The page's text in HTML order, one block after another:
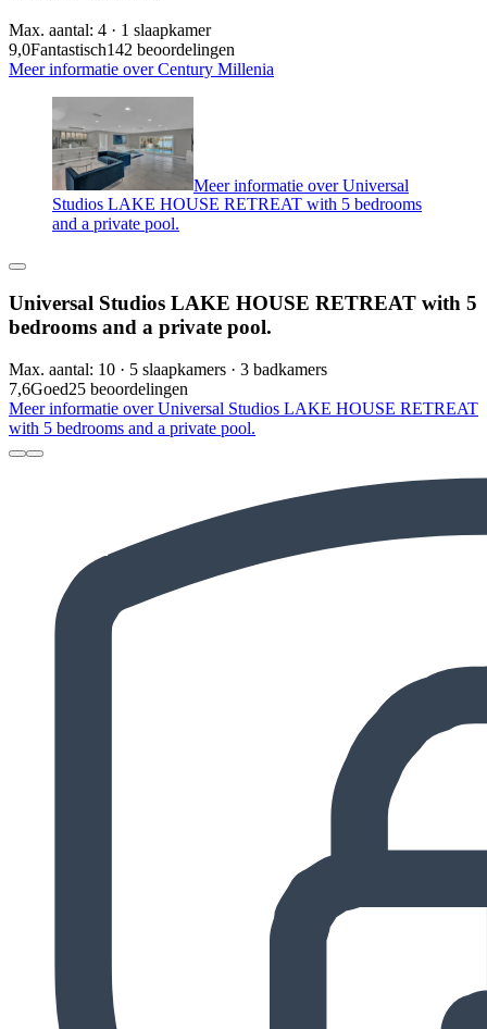
Max. aantal: 4 · 1 slaapkamer
9,0Fantastisch142 beoordelingen
Meer informatie over Century Millenia
Meer informatie over Universal
Studios LAKE HOUSE RETREAT with 5 bedrooms
and a private pool.
Universal Studios LAKE HOUSE RETREAT with 5
bedrooms and a private pool.
Max. aantal: 10 · 5 slaapkamers · 3 badkamers
7,6Goed25 beoordelingen
Meer informatie over Universal Studios LAKE HOUSE RETREAT
with 5 bedrooms and a private pool.